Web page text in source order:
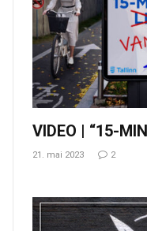
VIDEO | “15-
21. mai 2023 2